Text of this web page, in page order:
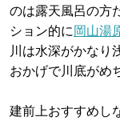
のは露天風呂の方
ション的に 岡山湯
川は水深がかなり
おかげで川底がめ
建前上おすすめし